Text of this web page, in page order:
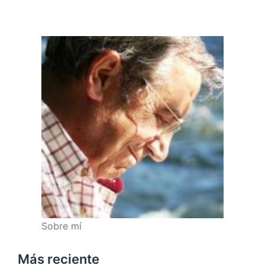
Sobre mí
Más reciente